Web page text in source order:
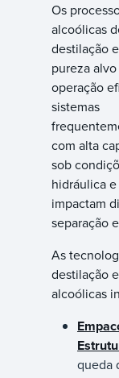
Os
alcoólicas
destilação
pureza
operação
sistemas
com alta
sob
hidráulica
impactam
separação
As
destilação
alcoólicas
queda